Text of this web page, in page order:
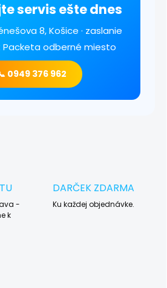
servis ešte dnes
8, Košice · zaslanie
Packeta odberné miesto
0949 376 962
-
k
DARČEK ZDARMA
Ku každej objednávke.